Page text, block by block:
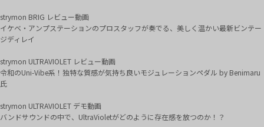
strymon BRIG レビュー動画
イケベ・アンプステーションのプロスタッフが奏でる、美しく温かい最新ビンテー
ジディレイ
strymon ULTRAVIOLET レビュー動画
令和のUni-Vibe系！独特な質感が気持ち良いモジュレーションペダル by Benimaru
氏
strymon ULTRAVIOLET デモ動画
バンドサウンドの中で、UltraVioletがどのように存在感を放つのか！？